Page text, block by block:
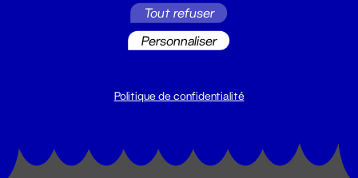
billetterie@leGrandT.fr
Tout refuser
Personnaliser
Politique de confidentialité